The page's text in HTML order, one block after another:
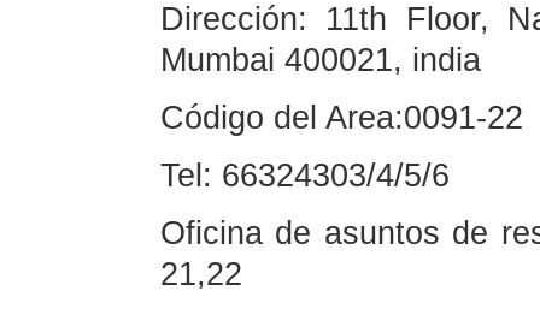
Dirección: 11th Floor,
Mumbai 400021, india
Código del Area:0091-22
Tel: 66324303/4/5/6
Oficina de asuntos de
21,22